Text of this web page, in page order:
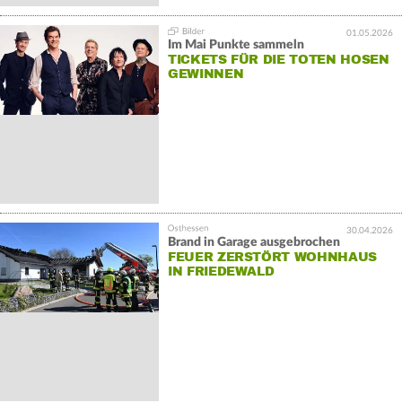
01.05.2026
Im Mai Punkte sammeln
TICKETS FÜR DIE TOTEN HOSEN
GEWINNEN
30.04.2026
Brand in Garage ausgebrochen
FEUER ZERSTÖRT WOHNHAUS
IN FRIEDEWALD